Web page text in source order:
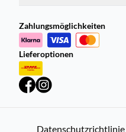
Zahlungsmöglichkeiten
Lieferoptionen
Datenschutzrichtlinie